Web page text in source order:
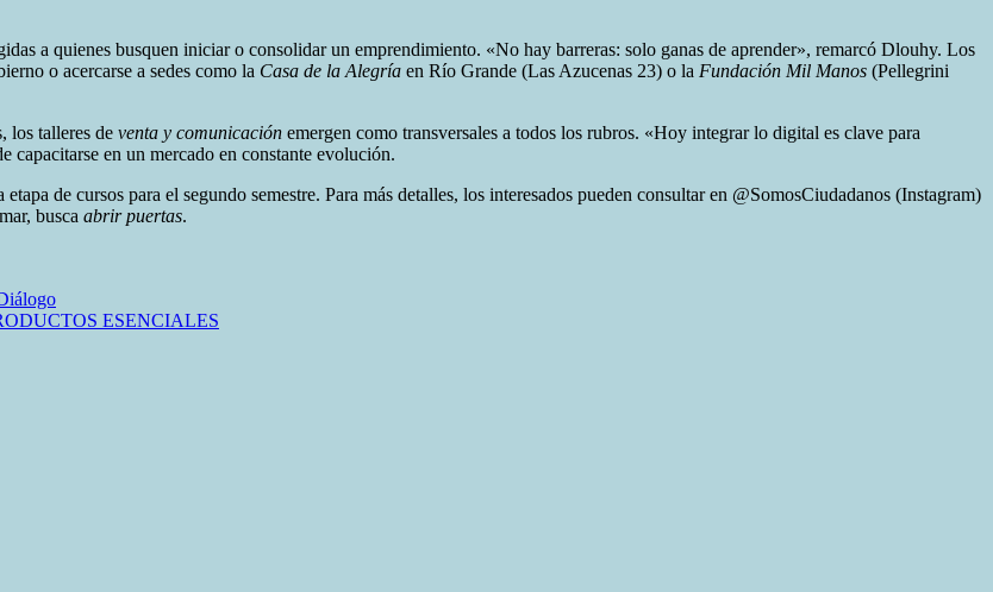
a quienes busquen iniciar o consolidar un emprendimiento. «No hay barreras: solo ganas de aprender», remarcó Dlouhy. Los
o acercarse a sedes como la Casa de la Alegría en Río Grande (Las Azucenas 23) o la Fundación Mil Manos (Pellegrini
los talleres de venta y comunicación emergen como transversales a todos los rubros. «Hoy integrar lo digital es clave para
capacitarse en un mercado en constante evolución.
de cursos para el segundo semestre. Para más detalles, los interesados pueden consultar en @SomosCiudadanos (Instagram)
busca abrir puertas.
ESENCIALES